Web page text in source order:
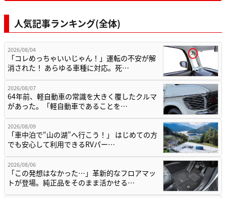
人気記事ランキング(全体)
2026/08/04
「コレめっちゃいいじゃん！」運転の不安が解
消された！ あらゆる車種に対応。死…
2026/08/07
64年前、軽自動車の常識を大きく覆したクルマ
があった。「軽自動車であることを…
2026/08/09
「車中泊で“山の湖”へ行こう！」 はじめての方
でも安心して利用できるRVパー…
2026/08/06
「この発想はなかった…」革新的なフロアマッ
トが登場。純正品をそのまま活かせる…